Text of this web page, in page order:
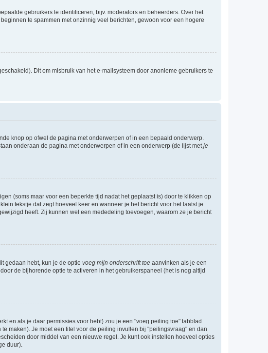
gebruikers te identificeren, bijv. moderators en beheerders. Over het
te spammen met onzinnig veel berichten, gewoon voor een hogere
Dit om misbruik van het e-mailsysteem door anonieme gebruikers te
knop op ofwel de pagina met onderwerpen of in een bepaald onderwerp.
onderaan de pagina met onderwerpen of in een onderwerp (de lijst metje
(soms maar voor een beperkte tijd nadat het geplaatst is) door te klikken op
tekstje dat zegt hoeveel keer en wanneer je het bericht voor het laatst je
heeft. Zij kunnen wel een mededeling toevoegen, waarom ze je bericht
gedaan hebt, kun je de optie voeg mijn onderschrift toe aanvinken als je een
de bijhorende optie te activeren in het gebruikerspaneel (het is nog altijd
en als je daar permissies voor hebt) zou je een "voeg peiling toe" tabblad
maken). Je moet een titel voor de peiling invullen bij "peilingsvraag" en dan
door middel van een nieuwe regel. Je kunt ook instellen hoeveel opties
duur).